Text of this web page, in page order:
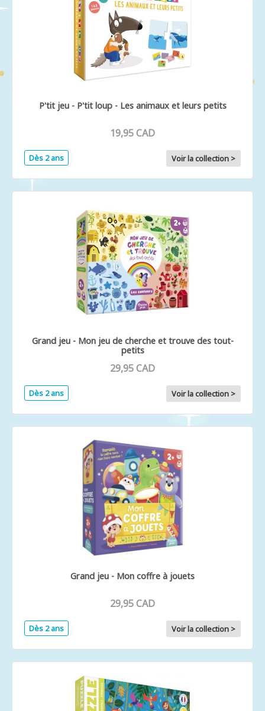
P'tit jeu - P'tit loup - Les animaux et leurs petits
19,95 CAD
Dès 2 ans Voir la collection >
Grand jeu - Mon jeu de cherche et trouve des tout-
petits
29,95 CAD
Dès 2 ans Voir la collection >
Grand jeu - Mon coffre à jouets
29,95 CAD
Dès 2 ans Voir la collection >